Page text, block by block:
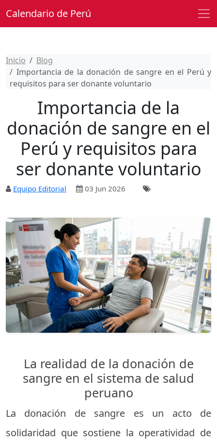
Calendario de Perú
Inicio
Blog
Importancia de la donación de sangre en el Perú y
requisitos para ser donante voluntario
Importancia de la
donación de sangre en el
Perú y requisitos para
ser donante voluntario
Equipo Editorial 03 Jun 2026
La realidad de la donación de
sangre en el sistema de salud
peruano
La donación de sangre es un acto de
solidaridad que sostiene la operatividad de